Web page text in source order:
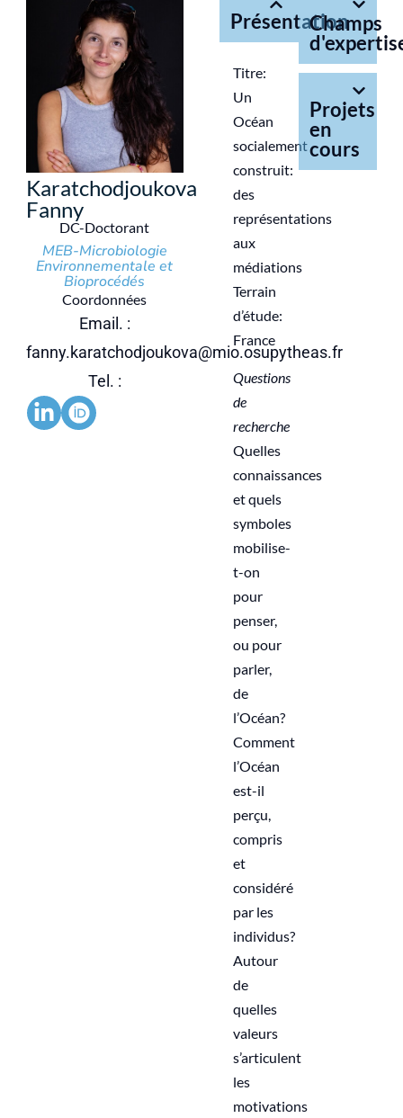
Karatchodjoukova
Fanny
DC-Doctorant
MEB-Microbiologie
Environnementale et
Bioprocédés
Coordonnées
Email. :
fanny.karatchodjoukova@mio.osupytheas.fr
Tel. :
Présentation
Titre:
Un
Océan
socialement
construit:
des
représentations
aux
médiations
Terrain
d’étude:
France
Questions
de
recherche
Quelles
connaissances
et quels
symboles
mobilise-
t-on
pour
penser,
ou pour
parler,
de
l’Océan?
Comment
l’Océan
est-il
perçu,
compris
et
considéré
par les
individus?
Autour
de
quelles
valeurs
s’articulent
les
motivations
Champs
Projets
en
cours